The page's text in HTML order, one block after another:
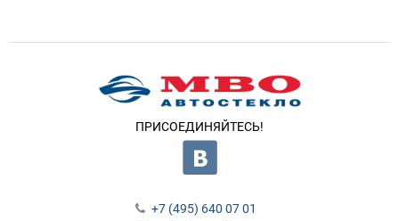
ПРИСОЕДИНЯЙТЕСЬ!
+7 (495) 640 07 01